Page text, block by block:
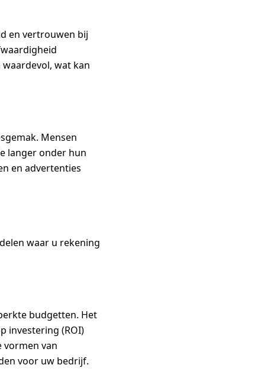
en vertrouwen bij
wat kan
Mensen
langer onder hun
en advertenties
waar u rekening
budgetten. Het
investering (ROI)
vormen van
voor uw bedrijf.